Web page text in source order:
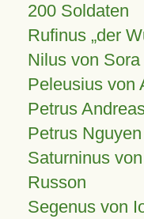
200 Soldaten
Rufinus „der
Nilus von Sora
Peleusius von
Petrus
Petrus
Saturninus
Russon
Segenus von